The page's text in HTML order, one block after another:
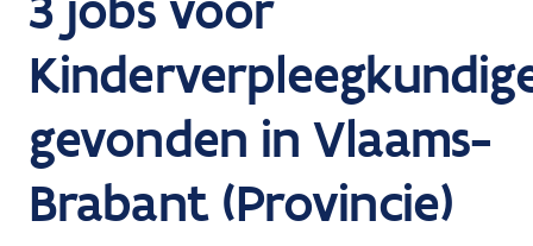
gevonden in Vlaams-
Brabant (Provincie)